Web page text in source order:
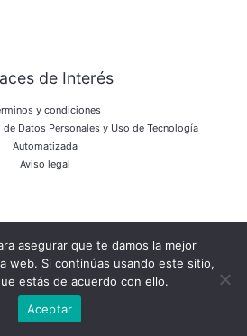
de Interés
y condiciones
Datos Personales y Uso de Tecnología
Automatizada
Aviso legal
© 2026 Bulk Company
by Bulk Company
asegurar que te damos la mejor
web. Si continúas usando este sitio,
estás de acuerdo con ello.
Aceptar